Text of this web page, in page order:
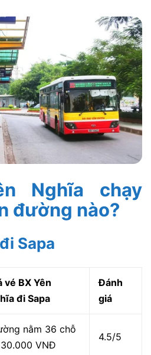
Nghĩa chạy
đường nào?
Sapa
vé BX Yên
đi Sapa
Đánh
giá
nằm 36 chỗ
VNĐ
4.5/5